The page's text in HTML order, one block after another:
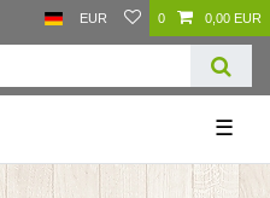
EUR 0 0,00 EUR
☰